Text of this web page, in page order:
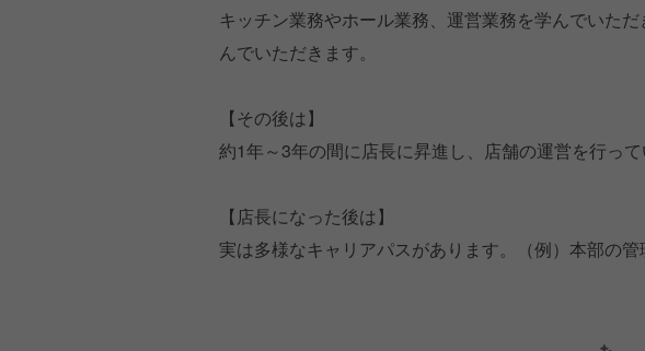
キッチン業務やホール業務、運営業務を学んでいた
んでいただきます。
【その後は】
約1年～3年の間に店長に昇進し、店舗の運営を行って
【店長になった後は】
実は多様なキャリアパスがあります。（例）本部の